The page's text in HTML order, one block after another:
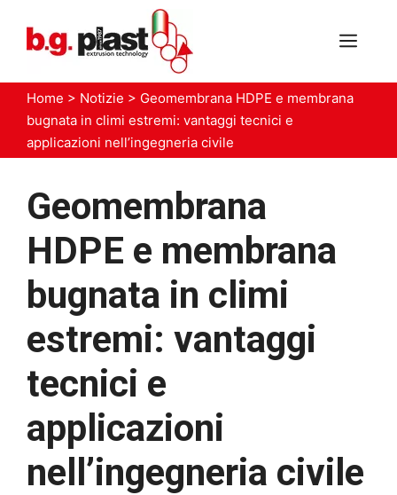
contenuto
Home > Notizie > Geomembrana HDPE e membrana
bugnata in climi estremi: vantaggi tecnici e
applicazioni nell’ingegneria civile
Geomembrana
HDPE e membrana
bugnata in climi
estremi: vantaggi
tecnici e
applicazioni
nell’ingegneria civile